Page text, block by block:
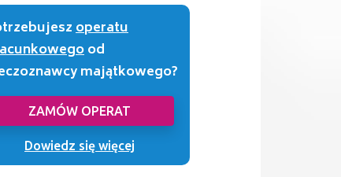
operatu
od
majątkowego?
ZAMÓW OPERAT
Dowiedz się więcej